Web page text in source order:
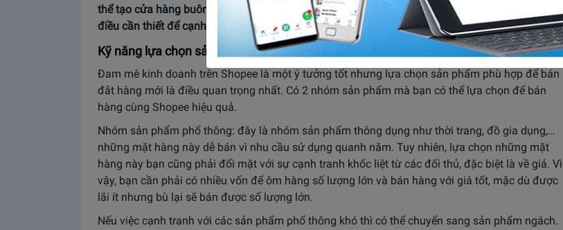
thể tạo cửa hàng buôn bán miễn phí thì việc trau dồi những kỹ năng bán hàng trên Shopee là
điều cần thiết để cạnh tranh mạnh mẽ. CùngAbittìm hiểu những kỹ năng đó là gì nhé!
Kỹ năng lựa chọn sản phẩm phù hợp
Đam mê kinh doanh trên Shopee là một ý tưởng tốt nhưng lựa chọn sản phẩm phù hợp để bán
đắt hàng mới là điều quan trọng nhất. Có 2 nhóm sản phẩm mà bạn có thể lựa chọn để bán
hàng cùng Shopee hiệu quả.
Nhóm sản phẩm phổ thông: đây là nhóm sản phẩm thông dụng như thời trang, đồ gia dụng,…
những mặt hàng này dễ bán vì nhu cầu sử dụng quanh năm. Tuy nhiên, lựa chọn những mặt
hàng này bạn cũng phải đối mặt với sự cạnh tranh khốc liệt từ các đối thủ, đặc biệt là về giá. Vì
vậy, bạn cần phải có nhiều vốn để ôm hàng số lượng lớn và bán hàng với giá tốt, mặc dù được
lãi ít nhưng bù lại sẽ bán được số lượng lớn.
Nếu việc cạnh tranh với các sản phẩm phổ thông khó thì có thể chuyển sang sản phẩm ngách.